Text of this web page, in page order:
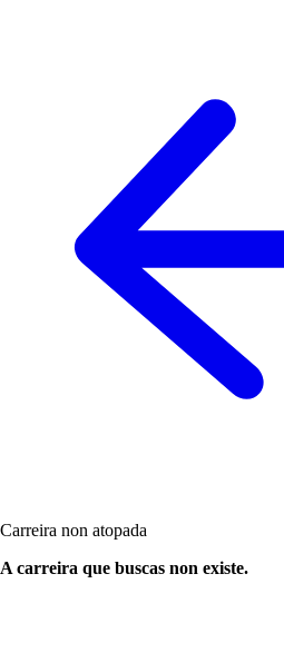
Carreira non atopada
A carreira que buscas non existe.